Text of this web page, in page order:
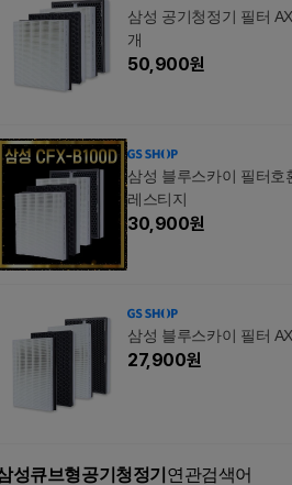
삼성 공기청정기 필터
개
50,900원
삼성 블루스카이 필터호
레스티지
30,900원
삼성 블루스카이 필터
27,900원
성큐브형공기청정기 연관검색어